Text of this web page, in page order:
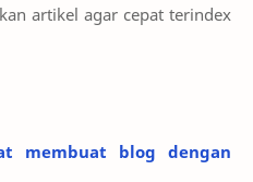
artikel agar cepat terindex
membuat blog dengan